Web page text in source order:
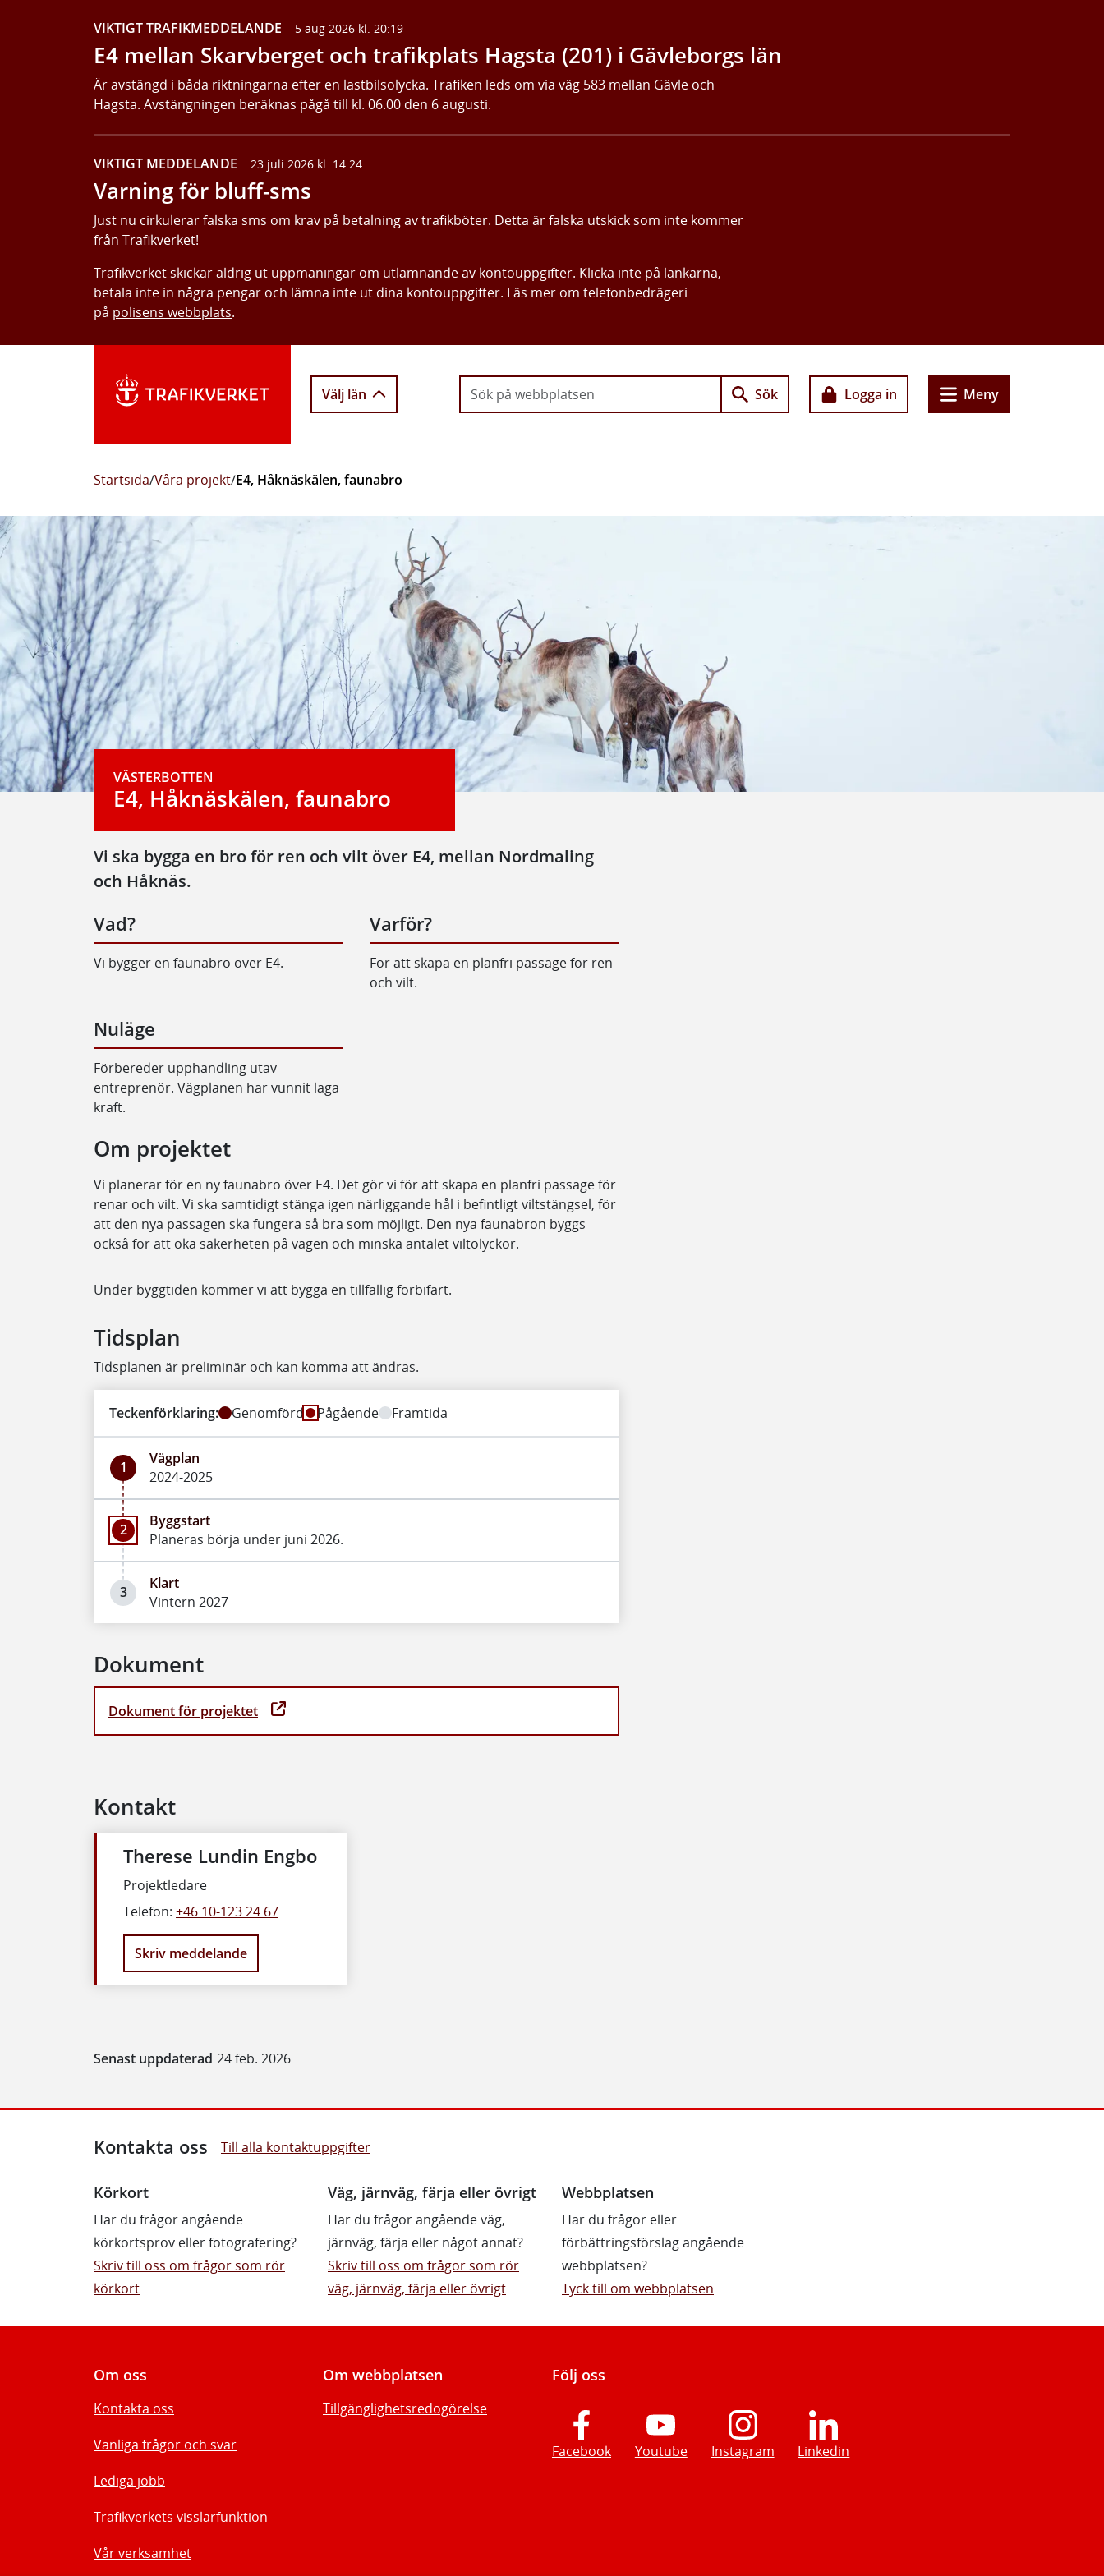
VIKTIGT TRAFIKMEDDELANDE 5 aug 2026 kl. 20:19
E4 mellan Skarvberget och trafikplats Hagsta (201) i Gävleborgs län
Är avstängd i båda riktningarna efter en lastbilsolycka. Trafiken leds om via väg 583 mellan Gävle och
Hagsta. Avstängningen beräknas pågå till kl. 06.00 den 6 augusti.
VIKTIGT MEDDELANDE 23 juli 2026 kl. 14:24
Varning för bluff-sms
Just nu cirkulerar falska sms om krav på betalning av trafikböter. Detta är falska utskick som inte kommer
från Trafikverket!
Trafikverket skickar aldrig ut uppmaningar om utlämnande av kontouppgifter. Klicka inte på länkarna,
betala inte in några pengar och lämna inte ut dina kontouppgifter. Läs mer om telefonbedrägeri
på polisens webbplats.
Välj län Sök Logga in Meny
Startsida/Våra projekt/E4, Håknäskälen, faunabro
VÄSTERBOTTEN
E4, Håknäskälen, faunabro
Vi ska bygga en bro för ren och vilt över E4, mellan Nordmaling
och Håknäs.
Vad?
Vi bygger en faunabro över E4.
Varför?
För att skapa en planfri passage för ren
och vilt.
Nuläge
Förbereder upphandling utav
entreprenör. Vägplanen har vunnit laga
kraft.
Om projektet
Vi planerar för en ny faunabro över E4. Det gör vi för att skapa en planfri passage för
renar och vilt. Vi ska samtidigt stänga igen närliggande hål i befintligt viltstängsel, för
att den nya passagen ska fungera så bra som möjligt. Den nya faunabron byggs
också för att öka säkerheten på vägen och minska antalet viltolyckor.
Under byggtiden kommer vi att bygga en tillfällig förbifart.
Tidsplan
Tidsplanen är preliminär och kan komma att ändras.
Teckenförklaring: Genomförd Pågående Framtida
1
Vägplan
2024-2025
2
Byggstart
Planeras börja under juni 2026.
3
Klart
Vintern 2027
Dokument
Dokument för projektet
Kontakt
Therese Lundin Engbo
Projektledare
Telefon: +46 10-123 24 67
Skriv meddelande
Senast uppdaterad 24 feb. 2026
Kontakta oss Till alla kontaktuppgifter
Körkort
Har du frågor angående
körkortsprov eller fotografering?
Skriv till oss om frågor som rör
körkort
Väg, järnväg, färja eller övrigt
Har du frågor angående väg,
järnväg, färja eller något annat?
Skriv till oss om frågor som rör
väg, järnväg, färja eller övrigt
Webbplatsen
Har du frågor eller
förbättringsförslag angående
webbplatsen?
Tyck till om webbplatsen
Om oss
Kontakta oss
Vanliga frågor och svar
Lediga jobb
Trafikverkets visslarfunktion
Vår verksamhet
Om webbplatsen
Tillgänglighetsredogörelse
Följ oss
Facebook Youtube Instagram Linkedin